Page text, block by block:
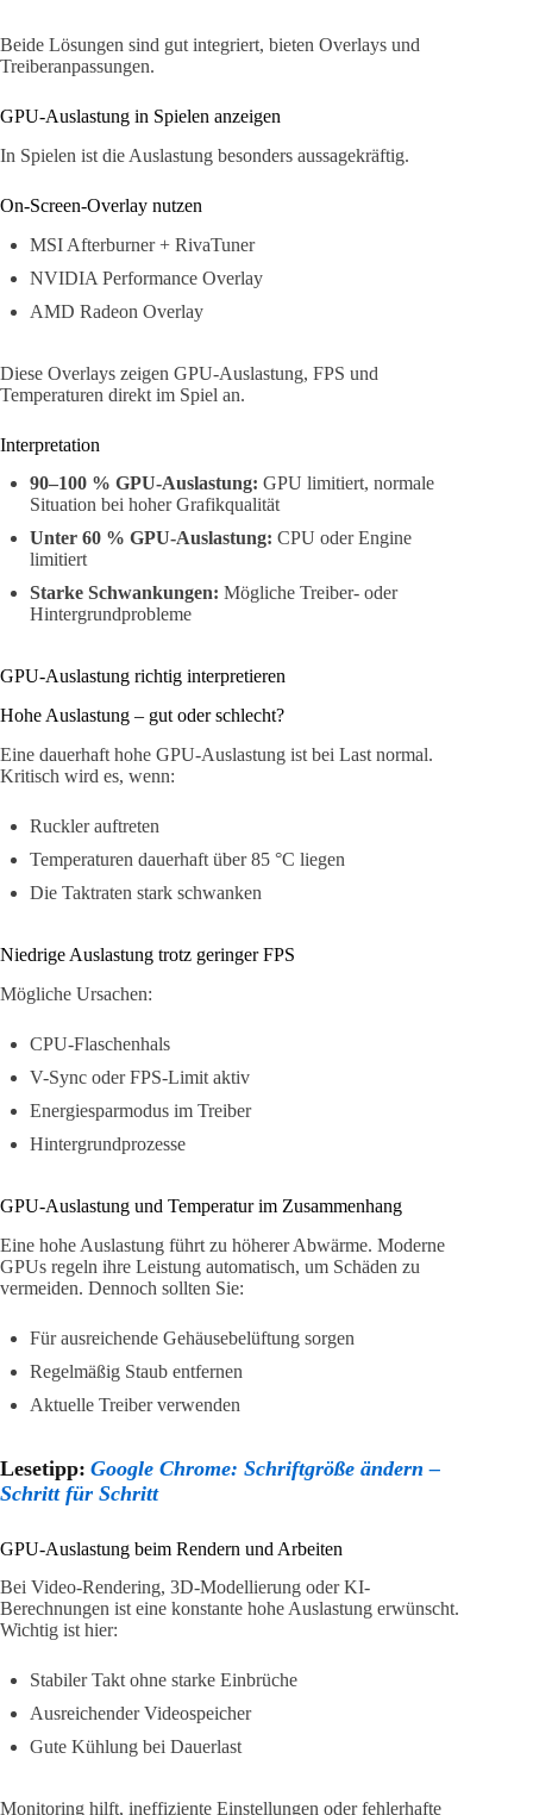
Beide Lösungen sind gut integriert, bieten Overlays und
Treiberanpassungen.
GPU-Auslastung in Spielen anzeigen
In Spielen ist die Auslastung besonders aussagekräftig.
On-Screen-Overlay nutzen
MSI Afterburner + RivaTuner
NVIDIA Performance Overlay
AMD Radeon Overlay
Diese Overlays zeigen GPU-Auslastung, FPS und
Temperaturen direkt im Spiel an.
Interpretation
90–100 % GPU-Auslastung: GPU limitiert, normale
Situation bei hoher Grafikqualität
Unter 60 % GPU-Auslastung: CPU oder Engine
limitiert
Starke Schwankungen: Mögliche Treiber- oder
Hintergrundprobleme
GPU-Auslastung richtig interpretieren
Hohe Auslastung – gut oder schlecht?
Eine dauerhaft hohe GPU-Auslastung ist bei Last normal.
Kritisch wird es, wenn:
Ruckler auftreten
Temperaturen dauerhaft über 85 °C liegen
Die Taktraten stark schwanken
Niedrige Auslastung trotz geringer FPS
Mögliche Ursachen:
CPU-Flaschenhals
V-Sync oder FPS-Limit aktiv
Energiesparmodus im Treiber
Hintergrundprozesse
GPU-Auslastung und Temperatur im Zusammenhang
Eine hohe Auslastung führt zu höherer Abwärme. Moderne
GPUs regeln ihre Leistung automatisch, um Schäden zu
vermeiden. Dennoch sollten Sie:
Für ausreichende Gehäusebelüftung sorgen
Regelmäßig Staub entfernen
Aktuelle Treiber verwenden
Lesetipp: Google Chrome: Schriftgröße ändern –
Schritt für Schritt
GPU-Auslastung beim Rendern und Arbeiten
Bei Video-Rendering, 3D-Modellierung oder KI-
Berechnungen ist eine konstante hohe Auslastung erwünscht.
Wichtig ist hier:
Stabiler Takt ohne starke Einbrüche
Ausreichender Videospeicher
Gute Kühlung bei Dauerlast
Monitoring hilft, ineffiziente Einstellungen oder fehlerhafte